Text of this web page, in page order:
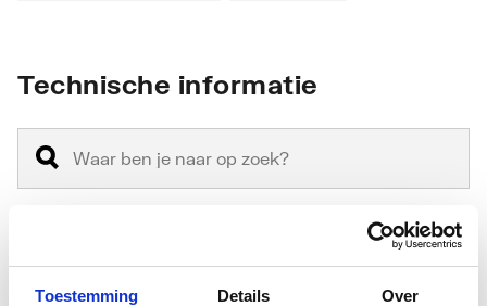
Toestemming Details Over
Technische informatie
Montagewijze Hangend